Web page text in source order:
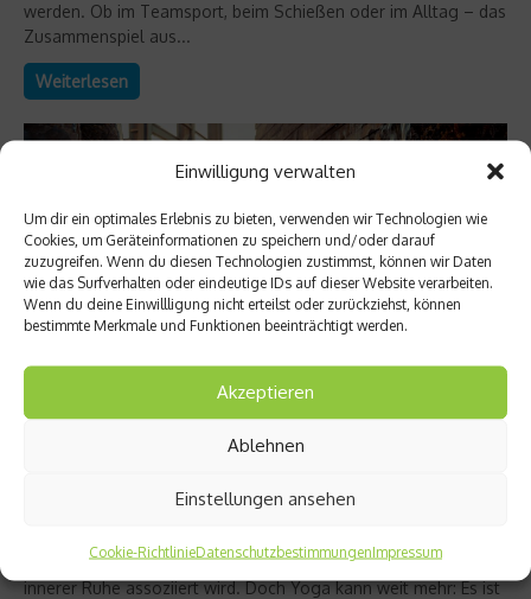
Einwilligung verwalten
Um dir ein optimales Erlebnis zu bieten, verwenden wir Technologien wie
Cookies, um Geräteinformationen zu speichern und/oder darauf
zuzugreifen. Wenn du diesen Technologien zustimmst, können wir Daten
wie das Surfverhalten oder eindeutige IDs auf dieser Website verarbeiten.
Wenn du deine Einwillligung nicht erteilst oder zurückziehst, können
bestimmte Merkmale und Funktionen beeinträchtigt werden.
Akzeptieren
Ablehnen
Einstellungen ansehen
Cookie-RichtlinieDatenschutzbestimmungenImpressum
werden. Ob im Teamsport, beim Schießen oder im Alltag – das
Zusammenspiel aus...
Weiterlesen
Richtig trainieren
– Kraft trifft Achtsamkeit
– eine Praxis, die vor allem mit Entspannung, Dehnung und
innerer Ruhe assoziiert wird. Doch Yoga kann weit mehr: Es ist